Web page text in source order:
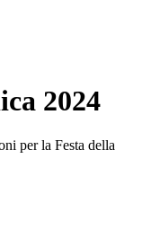
2024
per la Festa della